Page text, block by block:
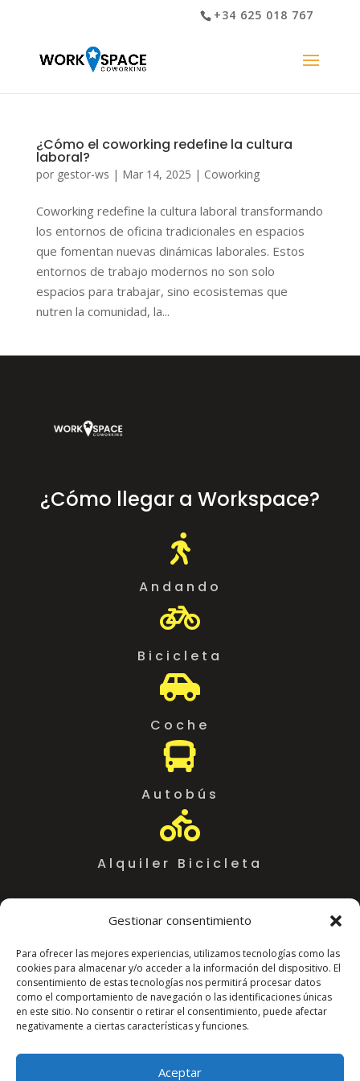
Gestionar consentimiento
Para ofrecer las mejores experiencias, utilizamos tecnologías como las
cookies para almacenar y/o acceder a la información del dispositivo. El
consentimiento de estas tecnologías nos permitirá procesar datos
como el comportamiento de navegación o las identificaciones únicas
en este sitio. No consentir o retirar el consentimiento, puede afectar
negativamente a ciertas características y funciones.
Aceptar
+34 625 018 767
¿Cómo el coworking redefine la cultura
laboral?
por gestor-ws | Mar 14, 2025 | Coworking
Coworking redefine la cultura laboral transformando
los entornos de oficina tradicionales en espacios
que fomentan nuevas dinámicas laborales. Estos
entornos de trabajo modernos no son solo
espacios para trabajar, sino ecosistemas que
nutren la comunidad, la...
¿Cómo llegar a Workspace?

Andando

Bicicleta

Coche

Autobús

Alquiler Bicicleta